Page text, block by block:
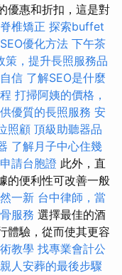
優惠和折扣，這是對
椎矯正 探索buffet
優化方法 下午茶
策，提升長照服務品
信 了解SEO是什麼
打掃阿姨的價格，
優質的長照服務 安
照顧 頂級助聽器品
了解月子中心住幾
請台胞證 此外，直
的便利性可改善一般
一新 台中律師，當
服務 選擇最佳的酒
體驗，從而使其更容
教學 找專業會計公
人安葬的最後步驟